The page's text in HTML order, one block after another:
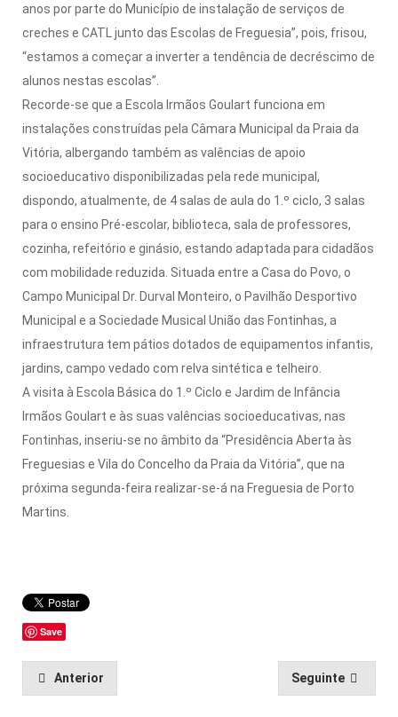
anos por parte do Município de instalação de serviços de
creches e CATL junto das Escolas de Freguesia”, pois, frisou,
“estamos a começar a inverter a tendência de decréscimo de
alunos nestas escolas”.
Recorde-se que a Escola Irmãos Goulart funciona em
instalações construídas pela Câmara Municipal da Praia da
Vitória, albergando também as valências de apoio
socioeducativo disponibilizadas pela rede municipal,
dispondo, atualmente, de 4 salas de aula do 1.º ciclo, 3 salas
para o ensino Pré-escolar, biblioteca, sala de professores,
cozinha, refeitório e ginásio, estando adaptada para cidadãos
com mobilidade reduzida. Situada entre a Casa do Povo, o
Campo Municipal Dr. Durval Monteiro, o Pavilhão Desportivo
Municipal e a Sociedade Musical União das Fontinhas, a
infraestrutura tem pátios dotados de equipamentos infantis,
jardins, campo vedado com relva sintética e telheiro.
A visita à Escola Básica do 1.º Ciclo e Jardim de Infância
Irmãos Goulart e às suas valências socioeducativas, nas
Fontinhas, inseriu-se no âmbito da “Presidência Aberta às
Freguesias e Vila do Concelho da Praia da Vitória”, que na
próxima segunda-feira realizar-se-á na Freguesia de Porto
Martins.
Save
Anterior Seguinte